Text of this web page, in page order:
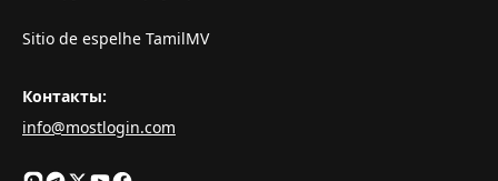
Sitio de espelhe TamilMV
Контакты:
info@mostlogin.com